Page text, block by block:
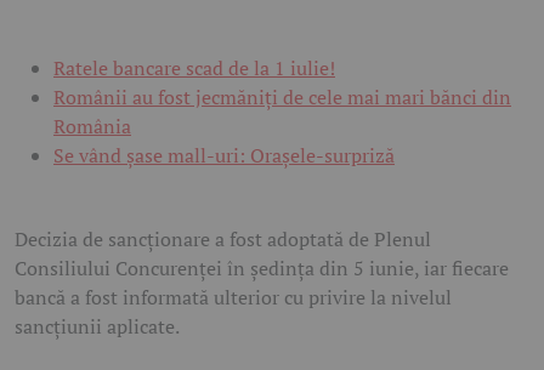
Ratele bancare scad de la 1 iulie!
Românii au fost jecmăniți de cele mai mari bănci din
România
Se vând șase mall-uri: Orașele-surpriză
Decizia de sancționare a fost adoptată de Plenul
Consiliului Concurenței în ședința din 5 iunie, iar fiecare
bancă a fost informată ulterior cu privire la nivelul
sancțiunii aplicate.